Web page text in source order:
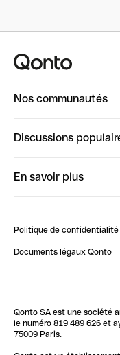
Nos communautés
ClubQonto
Discussions
Impact de l'IA sur les
En savoir plus
Blog
Newsroom
Glossaire finance
Politique de confidentialité
Documents légaux Qonto
Qonto SA est une société
le numéro 819 489 626 et
75009 Paris.